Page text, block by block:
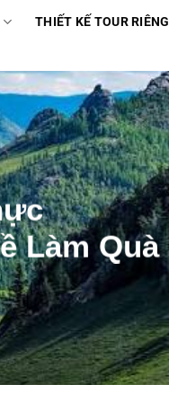
THIẾT KẾ TOUR RIÊNG
Làm Quà